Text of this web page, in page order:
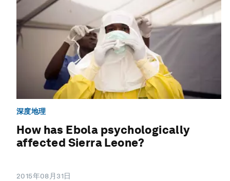
深度地理
How has Ebola psychologically
affected Sierra Leone?
2015年08月31日